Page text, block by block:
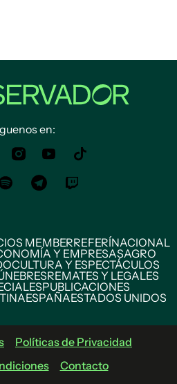
en:
MEMBERREFERÍNACIONAL
Y EMPRESASAGRO
CULTURA Y ESPECTÁCULOS
REMATES Y LEGALES
PUBLICACIONES
ESPAÑAESTADOS UNIDOS
Políticas de Privacidad
Contacto